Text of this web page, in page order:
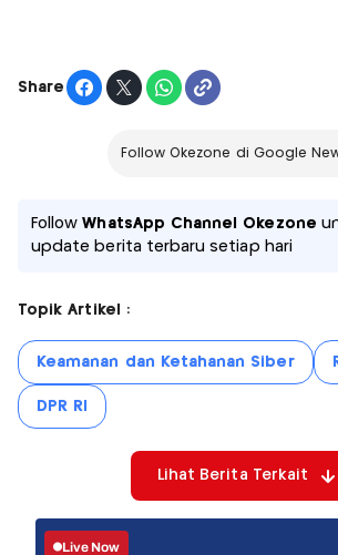
Share
Follow Okezone di Google
FollowWhatsApp Channel Okezone
update berita terbaru setiap hari
Topik Artikel :
Keamanan dan Ketahanan Siber
DPR RI
Lihat Berita Terkait
Live Now